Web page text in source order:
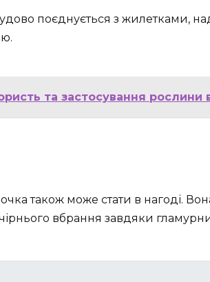
поєднується з жилетками,
та застосування рослини
також може стати в нагоді.
вбрання завдяки